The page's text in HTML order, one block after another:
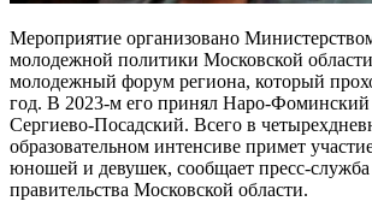
Мероприятие организовано
молодежной политики Московской
молодежный форум региона, который
год. В 2023-м его принял Наро-Фоминский
Сергиево-Посадский. Всего в
образовательном интенсиве примет
юношей и девушек, сообщает пресс-служба
правительства Московской области.